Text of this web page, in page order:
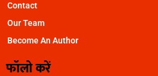
Contact
Our Team
Become An Author
फॉलो करें